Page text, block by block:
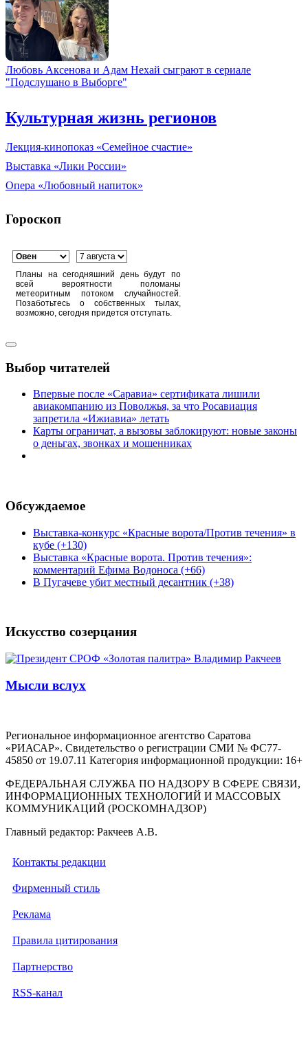
Любовь Аксенова и Адам Нехай сыграют в сериале
"Подслушано в Выборге"
Культурная жизнь регионов
Лекция-кинопоказ «Семейное счастие»
Выставка «Лики России»
Опера «Любовный напиток»
Гороскоп
Планы на сегодняшний день будут по
всей вероятности поломаны
метеоритным потоком случайностей.
Позаботьтесь о собственных тылах,
возможно, сегодня придется отступать.
Выбор читателей
Впервые после «Саравиа» сертификата лишили
авиакомпанию из Поволжья, за что Росавиация
запретила «Ижиавиа» летать
Карты ограничат, а вызовы заблокируют: новые законы
о деньгах, звонках и мошенниках
Обсуждаемое
Выставка-конкурс «Красные ворота/Против течения» в
кубе (+130)
Выставка «Красные ворота. Против течения»:
комментарий Ефима Водоноса (+66)
В Пугачеве убит местный десантник (+38)
Искусство созерцания
Мысли вслух
Региональное информационное агентство Саратова
«РИАСАР». Свидетельство о регистрации СМИ № ФС77-
45850 от 19.07.11 Категория информационной продукции: 16+
ФЕДЕРАЛЬНАЯ СЛУЖБА ПО НАДЗОРУ В СФЕРЕ СВЯЗИ,
ИНФОРМАЦИОННЫХ ТЕХНОЛОГИЙ И МАССОВЫХ
КОММУНИКАЦИЙ (РОСКОМНАДЗОР)
Главный редактор: Ракчеев А.В.
Контакты редакции
Фирменный стиль
Реклама
Правила цитирования
Партнерство
RSS-канал